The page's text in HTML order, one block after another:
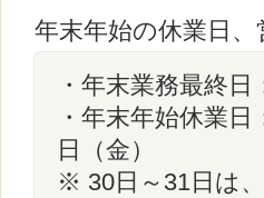
年末年始の休業日、
・年末業務最終
・年末年始休業
日（金）
※ 30日～31日は